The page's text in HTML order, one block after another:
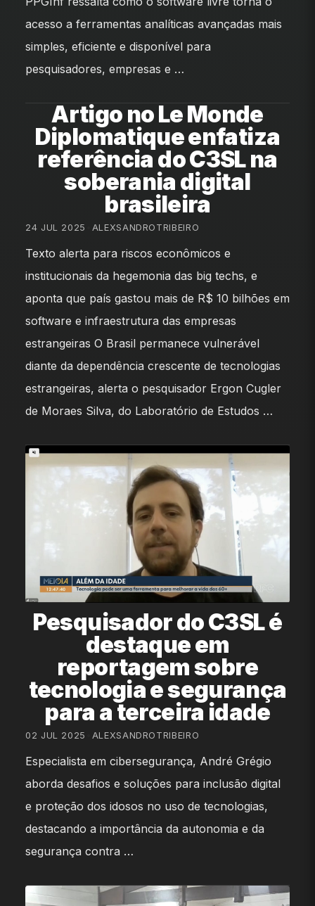
acesso a ferramentas analíticas avançadas mais
simples, eficiente e disponível para
pesquisadores, empresas e …
Artigo no Le Monde
Diplomatique enfatiza
referência do C3SL na
soberania digital
brasileira
24 JUL 2025 ALEXSANDROTRIBEIRO
Texto alerta para riscos econômicos e
institucionais da hegemonia das big techs, e
aponta que país gastou mais de R$ 10 bilhões em
software e infraestrutura das empresas
estrangeiras O Brasil permanece vulnerável
diante da dependência crescente de tecnologias
estrangeiras, alerta o pesquisador Ergon Cugler
de Moraes Silva, do Laboratório de Estudos …
Pesquisador do C3SL é
destaque em
reportagem sobre
tecnologia e segurança
para a terceira idade
02 JUL 2025 ALEXSANDROTRIBEIRO
Especialista em cibersegurança, André Grégio
aborda desafios e soluções para inclusão digital
e proteção dos idosos no uso de tecnologias,
destacando a importância da autonomia e da
segurança contra …